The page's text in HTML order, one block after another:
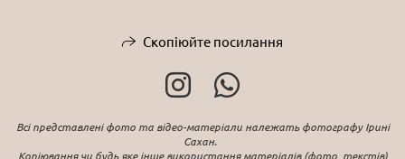
Скопіюйте посилання
Всі представлені фото та відео-матеріали належать фотографу Ірині
Сахан.
Копіювання чи будь яке інше використання матеріалів (фото, текстів)